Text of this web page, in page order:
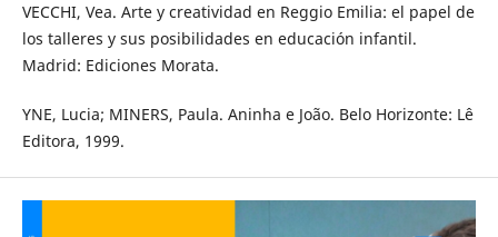
VECCHI, Vea. Arte y creatividad en Reggio Emilia: el papel de
los talleres y sus posibilidades en educación infantil.
Madrid: Ediciones Morata.
YNE, Lucia; MINERS, Paula. Aninha e João. Belo Horizonte: Lê
Editora, 1999.